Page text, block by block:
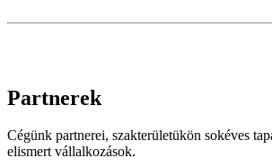
Partnerek
Cégünk partnerei, szakterületükön sokéves
elismert vállalkozások.